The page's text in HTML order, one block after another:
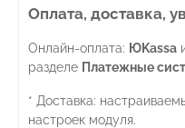
Оплата, доставка,
Онлайн-оплата: ЮKassa
разделе Платежные
* Доставка:
настроек модуля.